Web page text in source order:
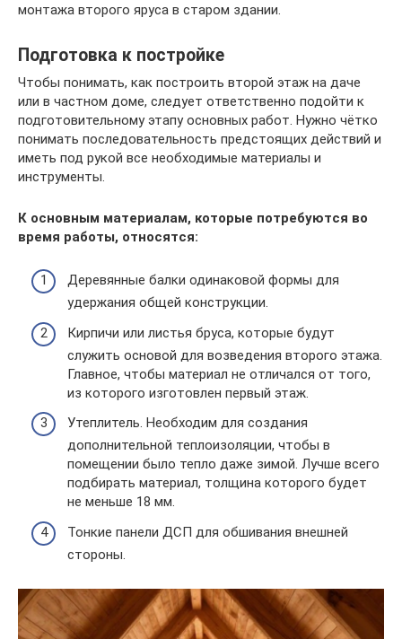
монтажа второго яруса в старом здании.
Подготовка к постройке
Чтобы понимать, как построить второй этаж на даче
или в частном доме, следует ответственно подойти к
подготовительному этапу основных работ. Нужно чётко
понимать последовательность предстоящих действий и
иметь под рукой все необходимые материалы и
инструменты.
К основным материалам, которые потребуются во
время работы, относятся:
Деревянные балки одинаковой формы для
удержания общей конструкции.
Кирпичи или листья бруса, которые будут
служить основой для возведения второго этажа.
Главное, чтобы материал не отличался от того,
из которого изготовлен первый этаж.
Утеплитель. Необходим для создания
дополнительной теплоизоляции, чтобы в
помещении было тепло даже зимой. Лучше всего
подбирать материал, толщина которого будет
не меньше 18 мм.
Тонкие панели ДСП для обшивания внешней
стороны.